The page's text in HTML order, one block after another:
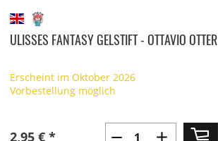
ULISSES FANTASY GELSTIFT - OTTAVIO OTTER
Erscheint im Oktober 2026
Vorbestellung möglich
2,95 € *